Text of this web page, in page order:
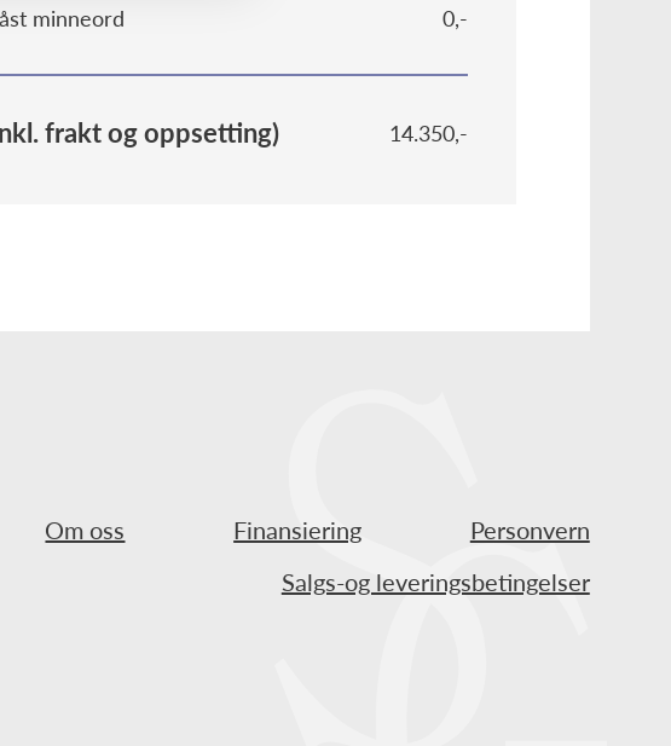
minneord
0,-
frakt og oppsetting) 14.350,-
Om oss Finansiering
Personvern
Salgs-og leveringsbetingelser